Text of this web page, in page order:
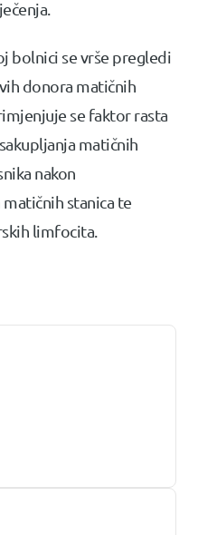
bolnici se vrše pregledi
donora matičnih
se faktor rasta
matičnih
nakon
stanica te
limfocita.